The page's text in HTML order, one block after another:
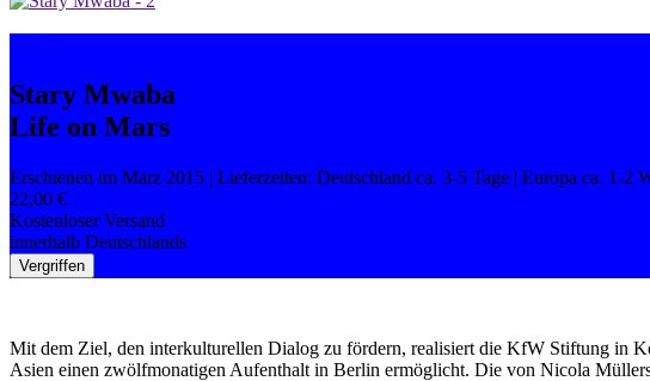
Stary Mwaba
Life on Mars
Erschienen im März 2015 | Lieferzeiten: Deutschland ca. 3-5 Tage | Europa ca. 1-2
22,00 €
Kostenloser Versand
innerhalb Deutschlands
Vergriffen
Mit dem Ziel, den interkulturellen Dialog zu fördern, realisiert die KfW Stiftung in
Asien einen zwölfmonatigen Aufenthalt in Berlin ermöglicht. Die von Nicola